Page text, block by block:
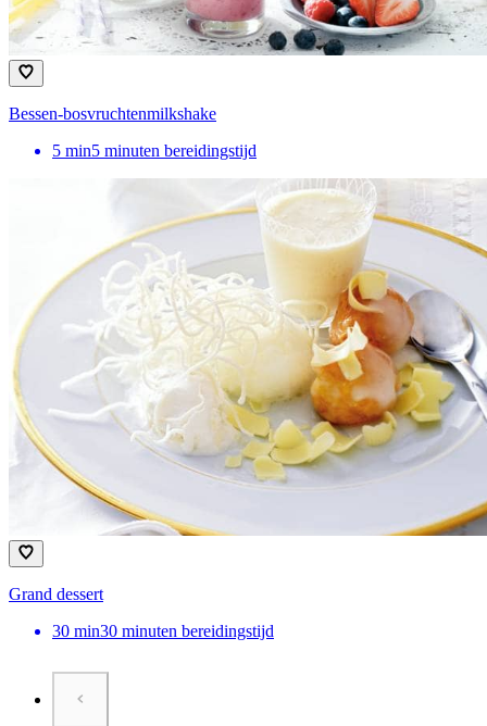
Bessen-bosvruchtenmilkshake
5 min5 minuten bereidingstijd
Grand dessert
30 min30 minuten bereidingstijd